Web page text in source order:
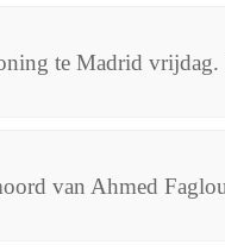
te Madrid
van Ahmed